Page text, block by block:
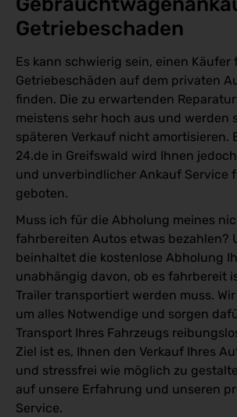
Getriebeschaden
Es kann schwierig sein, einen
Getriebeschäden auf dem privaten
finden. Die zu erwartenden
meistens sehr hoch aus und werden
späteren Verkauf nicht amortisieren.
24.de in Greifswald wird Ihnen
und unverbindlicher Ankauf Service
geboten.
Muss ich für die Abholung meines
fahrbereiten Autos etwas bezahlen?
beinhaltet die kostenlose Abholung
unabhängig davon, ob es fahrbereit
Trailer transportiert werden muss.
um alles Notwendige und sorgen
Transport Ihres Fahrzeugs
Ziel ist es, Ihnen den Verkauf Ihres
und stressfrei wie möglich zu
auf unsere Erfahrung und unseren
Service.